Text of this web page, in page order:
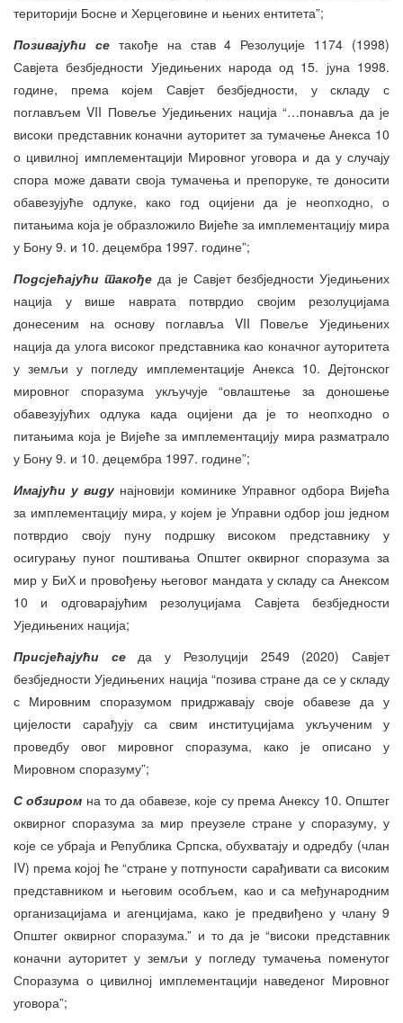
територији Босне и Херцеговине и њених ентитета”;
Позивајући се такође на став 4 Резолуције 1174 (1998)
Савјета безбједности Уједињених народа од 15. јуна 1998.
године, према којем Савјет безбједности, у складу с
поглављем VII Повеље Уједињених нација “…понавља да је
високи представник коначни ауторитет за тумачење Анекса 10
о цивилној имплементацији Мировног уговора и да у случају
спора може давати своја тумачења и препоруке, те доносити
обавезујуће одлуке, како год оцијени да је неопходно, о
питањима која је образложило Вијеће за имплементацију мира
у Бону 9. и 10. децембра 1997. године”;
Подсјећајући такође да је Савјет безбједности Уједињених
нација у више наврата потврдио својим резолуцијама
донесеним на основу поглавља VII Повеље Уједињених
нација да улога високог представника као коначног ауторитета
у земљи у погледу имплементације Анекса 10. Дејтонског
мировног споразума укључује “овлаштење за доношење
обавезујућих одлука када оцијени да је то неопходно о
питањима која је Вијеће за имплементацију мира разматрало
у Бону 9. и 10. децембра 1997. године”;
Имајући у виду најновији коминике Управног одбора Вијећа
за имплементацију мира, у којем је Управни одбор још једном
потврдио своју пуну подршку високом представнику у
осигурању пуног поштивања Општег оквирног споразума за
мир у БиХ и провођењу његовог мандата у складу са Анексом
10 и одговарајућим резолуцијама Савјета безбједности
Уједињених нација;
Присјећајући се да у Резолуцији 2549 (2020) Савјет
безбједности Уједињених нација “позива стране да се у складу
с Мировним споразумом придржавају своје обавезе да у
цијелости сарађују са свим институцијама укљученим у
проведбу овог мировног споразума, како је описано у
Мировном споразуму”;
С обзиром на то да обавезе, које су према Анексу 10. Општег
оквирног споразума за мир преузеле стране у споразуму, у
које се убраја и Република Српска, обухватају и одредбу (члан
IV) према којој ће “стране у потпуности сарађивати са високим
представником и његовим особљем, као и са међународним
организацијама и агенцијама, како је предвиђено у члану 9
Општег оквирног споразума.” и то да је “високи представник
коначни ауторитет у земљи у погледу тумачења поменутог
Споразума о цивилној имплементацији наведеног Мировног
уговора”;